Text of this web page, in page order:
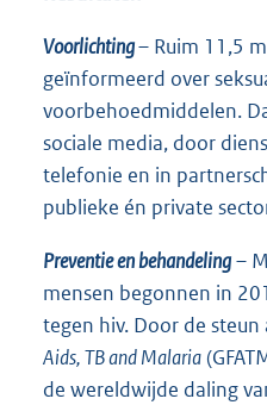
Voorlichting– Ruim 11,5
geïnformeerd over
voorbehoedmiddelen.
sociale media, door
telefonie en in
publieke én private
Preventie en behandeling–
mensen begonnen in
tegen hiv. Door de steun
Aids, TB and Malaria
de wereldwijde daling